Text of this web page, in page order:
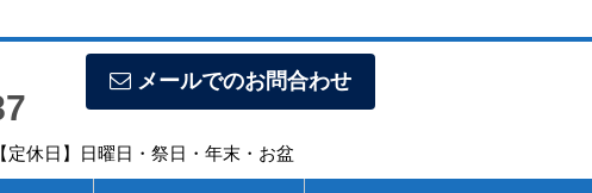
メールでのお問合わせ
定休日】日曜日・祭日・年末・お盆